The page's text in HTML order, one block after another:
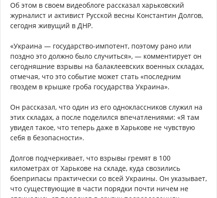
Об этом в своем видеоблоге рассказал харьковский
журналист и активист Русской весны Константин Долгов,
сегодня живущий в ДНР.
«Украина — государство-импотент, поэтому рано или
поздно это должно было случиться», — комментирует он
сегодняшние взрывы на балаклеевских военных складах,
отмечая, что это событие может стать «последним
гвоздем в крышке гроба государства Украина».
Он рассказал, что один из его одноклассников служил на
этих складах, а после поделился впечатлениями: «Я там
увидел такое, что теперь даже в Харькове не чувствую
себя в безопасности».
Долгов подчеркивает, что взрывы гремят в 100
километрах от Харькове на складе, куда свозились
боеприпасы практически со всей Украины. Он указывает,
что существующие в части порядки почти ничем не